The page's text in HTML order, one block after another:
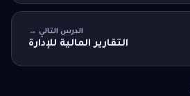
الدرس التالي →
التقارير المالية للإدارة